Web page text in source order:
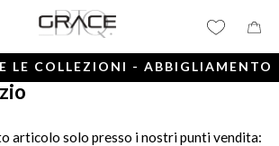
LE COLLEZIONI - ABBIGLIAMENTO
articolo solo presso i nostri punti vendita: